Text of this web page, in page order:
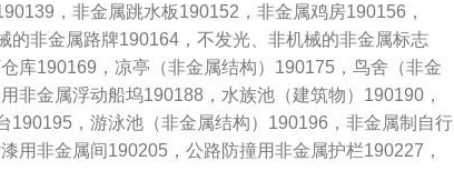
，非金属跳水板190152，非金属鸡房190156，
的非金属路牌190164，不发光、非机械的非金属标志
库190169，凉亭（非金属结构）190175，鸟舍（非金
非金属浮动船坞190188，水族池（建筑物）190190，
，游泳池（非金属结构）190196，非金属制自行
用非金属间190205，公路防撞用非金属护栏190227，